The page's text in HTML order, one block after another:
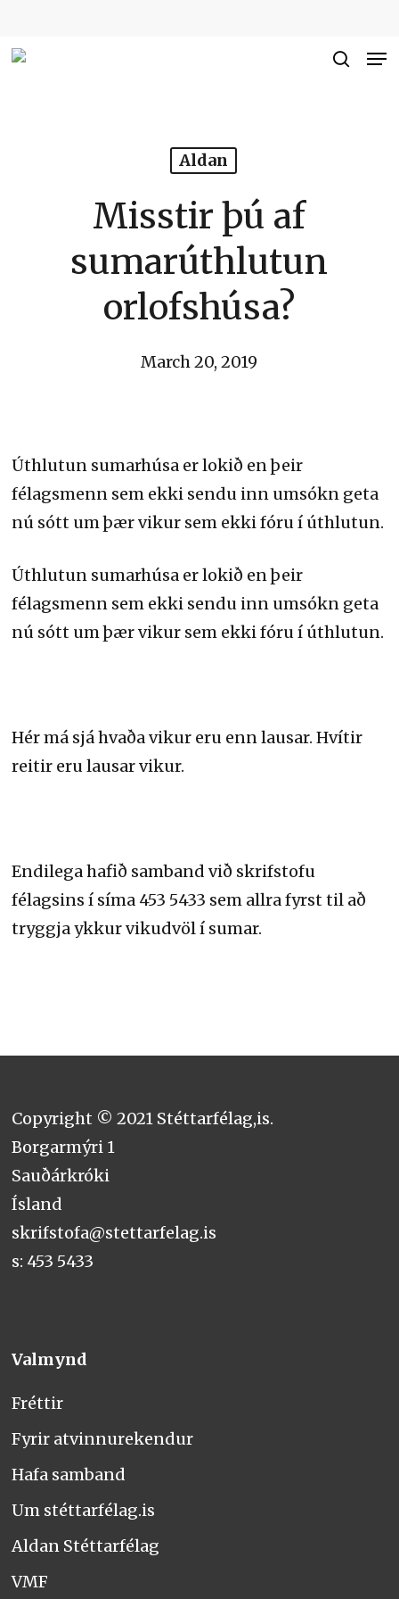
Aldan
Misstir þú af
sumarúthlutun
orlofshúsa?
March 20, 2019
Úthlutun sumarhúsa er lokið en þeir
félagsmenn sem ekki sendu inn umsókn geta
nú sótt um þær vikur sem ekki fóru í úthlutun.
Úthlutun sumarhúsa er lokið en þeir
félagsmenn sem ekki sendu inn umsókn geta
nú sótt um þær vikur sem ekki fóru í úthlutun.
Hér má sjá hvaða vikur eru enn lausar. Hvítir
reitir eru lausar vikur.
Endilega hafið samband við skrifstofu
félagsins í síma 453 5433 sem allra fyrst til að
tryggja ykkur vikudvöl í sumar.
Copyright © 2021 Stéttarfélag,is.
Borgarmýri 1
Sauðárkróki
Ísland
skrifstofa@stettarfelag.is
s: 453 5433
Valmynd
Fréttir
Fyrir atvinnurekendur
Hafa samband
Um stéttarfélag.is
Aldan Stéttarfélag
VMF
Close